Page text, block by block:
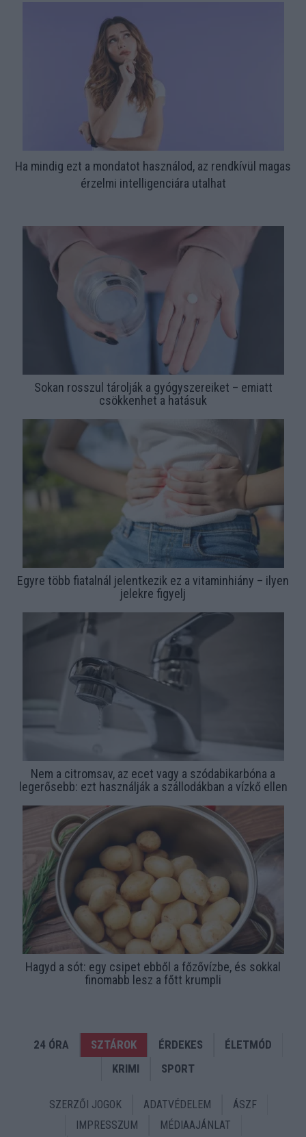
Ha mindig ezt a mondatot használod, az rendkívül magas
érzelmi intelligenciára utalhat
Sokan rosszul tárolják a gyógyszereiket – emiatt
csökkenhet a hatásuk
Egyre több fiatalnál jelentkezik ez a vitaminhiány – ilyen
jelekre figyelj
Nem a citromsav, az ecet vagy a szódabikarbóna a
legerősebb: ezt használják a szállodákban a vízkő ellen
Hagyd a sót: egy csipet ebből a főzővízbe, és sokkal
finomabb lesz a főtt krumpli
24 ÓRA SZTÁROK ÉRDEKES
ÉLETMÓD
KRIMI
SPORT
SZERZŐI JOGOK ADATVÉDELEM
ÁSZF
IMPRESSZUM
MÉDIAAJÁNLAT